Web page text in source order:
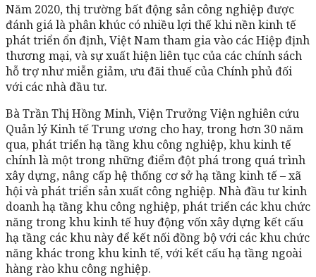
Năm 2020, thị trường bất động sản công nghiệp được
đánh giá là phân khúc có nhiều lợi thế khi nền kinh tế
phát triển ổn định, Việt Nam tham gia vào các Hiệp định
thương mại, và sự xuất hiện liên tục của các chính sách
hỗ trợ như miễn giảm, ưu đãi thuế của Chính phủ đối
với các nhà đầu tư.
Bà Trần Thị Hồng Minh, Viện Trưởng Viện nghiên cứu
Quản lý Kinh tế Trung ương cho hay, trong hơn 30 năm
qua, phát triển hạ tầng khu công nghiệp, khu kinh tế
chính là một trong những điểm đột phá trong quá trình
xây dựng, nâng cấp hệ thống cơ sở hạ tầng kinh tế – xã
hội và phát triển sản xuất công nghiệp. Nhà đầu tư kinh
doanh hạ tầng khu công nghiệp, phát triển các khu chức
năng trong khu kinh tế huy động vốn xây dựng kết cấu
hạ tầng các khu này để kết nối đồng bộ với các khu chức
năng khác trong khu kinh tế, với kết cấu hạ tầng ngoài
hàng rào khu công nghiệp.